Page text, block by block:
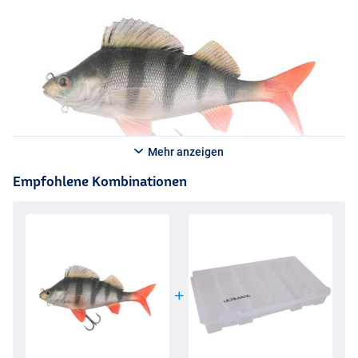
Mehr anzeigen
Empfohlene Kombinationen